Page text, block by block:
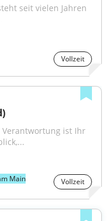
seit vielen Jahren
Vollzeit
ist Ihr
Main Vollzeit